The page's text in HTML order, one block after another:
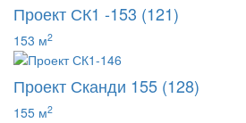
Проект СК1 -153 (121)
153 м2
Проект Сканди 155 (128)
155 м2